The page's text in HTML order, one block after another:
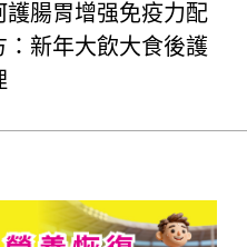
護腸胃增强免疫力配
：新年大飲大食後護